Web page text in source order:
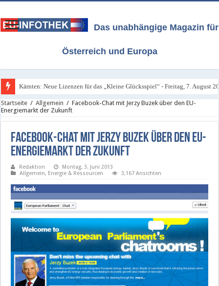
Das unabhängige Magazin für
Österreich und Europa
Kärnten: Neue Lizenzen für das „Kleine Glücksspiel“ - Freitag, 7. August
Startseite / Allgemein / Facebook-Chat mit Jerzy Buzek über den EU-
Energiemarkt der Zukunft
Facebook-Chat mit Jerzy Buzek über den EU-
Energiemarkt der Zukunft
Redaktion
Montag, 3. Juni 2013
Allgemein, Energie & Ressourcen 3,167 Ansichten